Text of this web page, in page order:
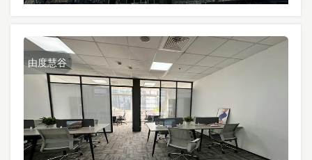
由度慧谷